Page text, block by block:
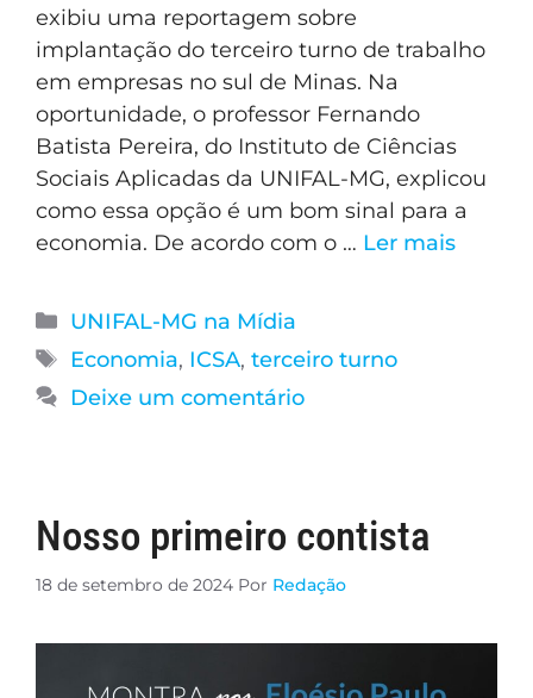
exibiu uma reportagem sobre
implantação do terceiro turno de trabalho
em empresas no sul de Minas. Na
oportunidade, o professor Fernando
Batista Pereira, do Instituto de Ciências
Sociais Aplicadas da UNIFAL-MG, explicou
como essa opção é um bom sinal para a
economia. De acordo com o … Ler mais
UNIFAL-MG na Mídia
Economia, ICSA, terceiro turno
Deixe um comentário
Nosso primeiro contista
18 de setembro de 2024 Por Redação